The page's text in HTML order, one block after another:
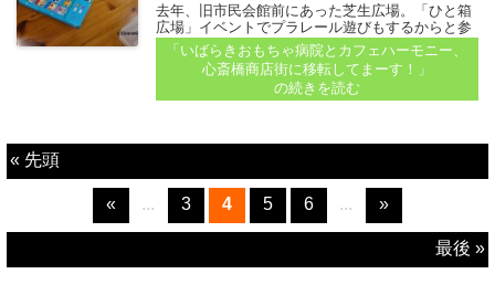
去年、旧市民会館前にあった芝生広場。「ひと箱
広場」イベントでプラレール遊びもするからと参
加してくださった「茨木おもちゃ病院」のドクタ
ーたち。 ■【市民会館前で「ひと箱広場」限定
Open！みんなで線路をつないでみたら…！】
（2018年10月）記事参照...
「いばらきおもちゃ病院とカフェハーモニー、
心斎橋商店街に移転してまーす！」
の続きを読む
« 先頭
« ... 3 4 5 6 ... »
最後 »